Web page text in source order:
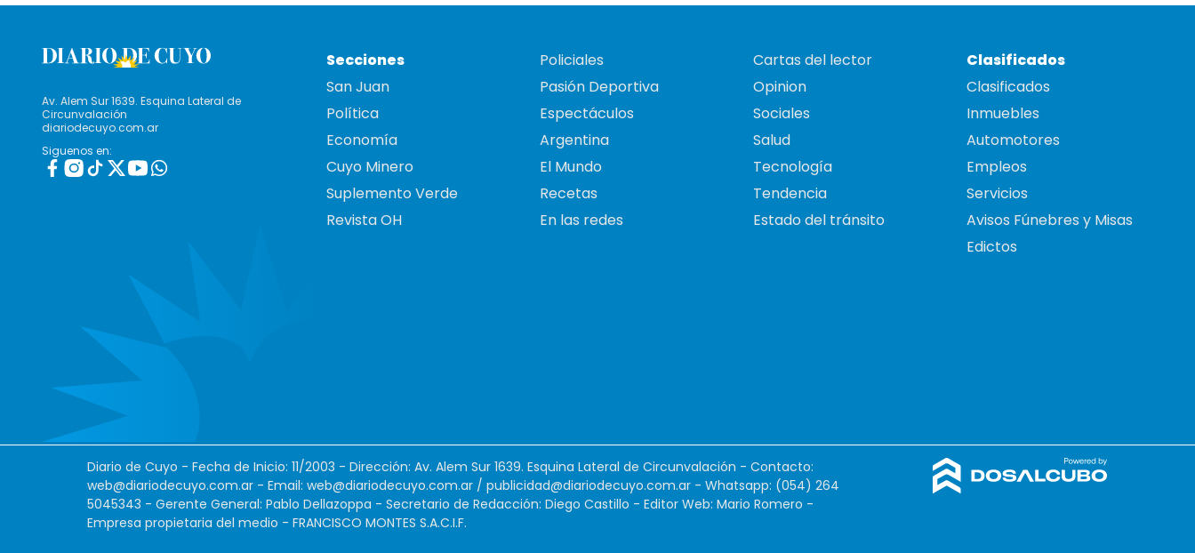
Av. Alem Sur 1639. Esquina Lateral de
Circunvalación
diariodecuyo.com.ar
Siguenos en:
Secciones
San Juan
Política
Economía
Cuyo Minero
Suplemento Verde
Revista OH
Policiales
Pasión Deportiva
Espectáculos
Argentina
El Mundo
Recetas
En las redes
Cartas del lector
Opinion
Sociales
Salud
Tecnología
Tendencia
Estado del tránsito
Clasificados
Clasificados
Inmuebles
Automotores
Empleos
Servicios
Avisos Fúnebres y Misas
Edictos
Diario de Cuyo - Fecha de Inicio: 11/2003 - Dirección: Av. Alem Sur 1639. Esquina Lateral de Circunvalación - Contacto:
web@diariodecuyo.com.ar - Email: web@diariodecuyo.com.ar / publicidad@diariodecuyo.com.ar - Whatsapp: (054) 264
5045343 - Gerente General: Pablo Dellazoppa - Secretario de Redacción: Diego Castillo - Editor Web: Mario Romero -
Empresa propietaria del medio - FRANCISCO MONTES S.A.C.I.F.